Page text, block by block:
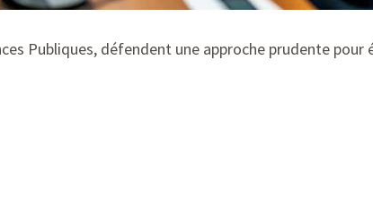
Publiques, défendent une approche prudente pour